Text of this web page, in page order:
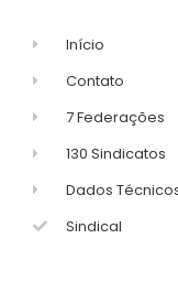
Início
Contato
7 Federações
130 Sindicatos
Dados
Sindical